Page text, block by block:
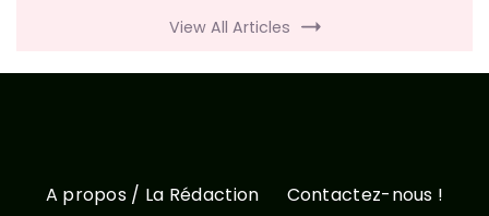
View All Articles
A propos / La Rédaction
Contactez-nous !